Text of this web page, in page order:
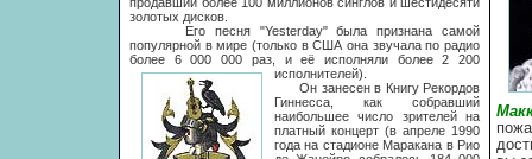
золотых дисков.
Его песня "Yesterday" была признана самой
популярной в мире (только в США она звучала по радио
более 6 000 000 раз, и её исполняли более 2 200
исполнителей).
Он занесен в Книгу Рекордов
Гиннесса, как собравший
наибольшее число зрителей на
платный концерт (в апреле 1990
года на стадионе Маракана в Рио